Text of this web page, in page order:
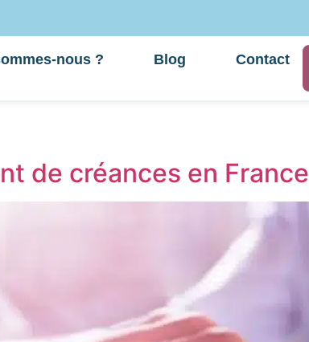
nous ? Blog Contact
de créances en France